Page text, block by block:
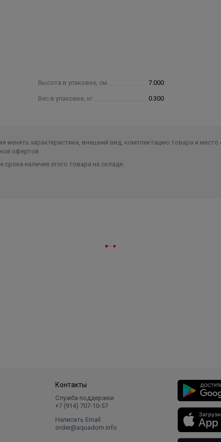
Высота в упаковке, см. 7.000
Вес в упаковке, кг 0.300
менять характеристики, внешний вид, комплектацию товара и место
офертой.
наличия этого товара на складе.
Контакты
Служба поддержки
+7 (914) 707‑10‑57
Написать Email
order@aquadom.info